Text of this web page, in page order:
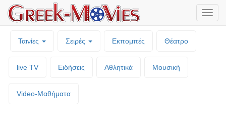
Ταινίες Σειρές Εκπομπές Θέατρο
live TV Ειδήσεις Αθλητικά Μουσική
Video-Mαθήματα